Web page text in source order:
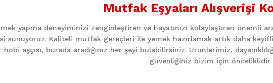
Yorum Yaz
pahalı.
Mutfak Eşyaları Alışverişi
yapma deneyiminizi zenginleştiren ve hayatınızı kolaylaştıran
sunuyoruz. Kaliteli mutfak gereçleri ile yemek hazırlamak artık daha
aşçısı, burada aradığınız her şeyi bulabilirsiniz. Ürünlerimiz,
güvenliğiniz bizim için önceliklidir.